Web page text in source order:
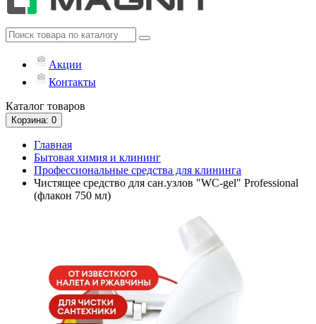
Акции
Контакты
Каталог товаров
Корзина: 0
Главная
Бытовая химия и клининг
Профессиональные средства для клининга
Чистящее средство для сан.узлов "WC-gel" Professional
(флакон 750 мл)